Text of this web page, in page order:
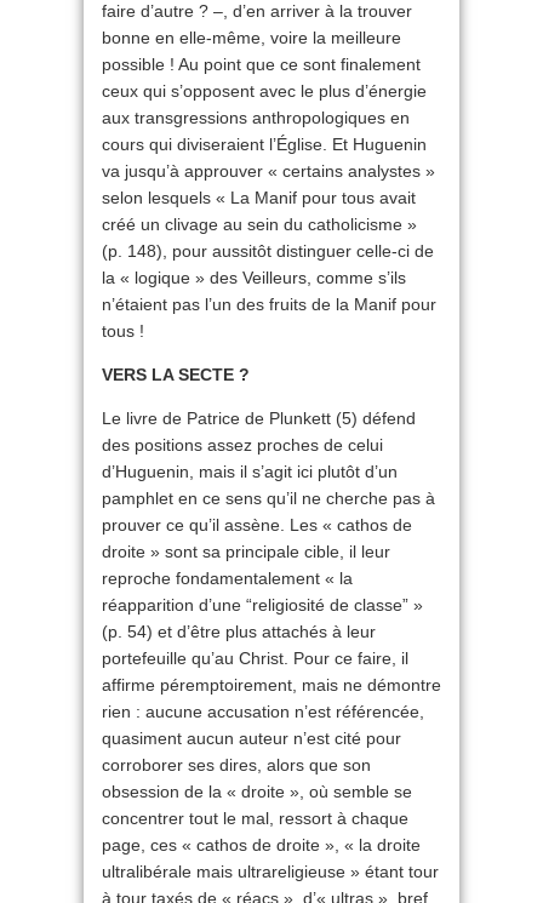
faire d’autre ? –, d’en arriver à la trouver
bonne en elle-même, voire la meilleure
possible ! Au point que ce sont finalement
ceux qui s’opposent avec le plus d’énergie
aux transgressions anthropologiques en
cours qui diviseraient l’Église. Et Huguenin
va jusqu’à approuver « certains analystes »
selon lesquels « La Manif pour tous avait
créé un clivage au sein du catholicisme »
(p. 148), pour aussitôt distinguer celle-ci de
la « logique » des Veilleurs, comme s’ils
n’étaient pas l’un des fruits de la Manif pour
tous !
VERS LA SECTE ?
Le livre de Patrice de Plunkett (5) défend
des positions assez proches de celui
d’Huguenin, mais il s’agit ici plutôt d’un
pamphlet en ce sens qu’il ne cherche pas à
prouver ce qu’il assène. Les « cathos de
droite » sont sa principale cible, il leur
reproche fondamentalement « la
réapparition d’une “religiosité de classe” »
(p. 54) et d’être plus attachés à leur
portefeuille qu’au Christ. Pour ce faire, il
affirme péremptoirement, mais ne démontre
rien : aucune accusation n’est référencée,
quasiment aucun auteur n’est cité pour
corroborer ses dires, alors que son
obsession de la « droite », où semble se
concentrer tout le mal, ressort à chaque
page, ces « cathos de droite », « la droite
ultralibérale mais ultrareligieuse » étant tour
à tour taxés de « réacs », d’« ultras », bref